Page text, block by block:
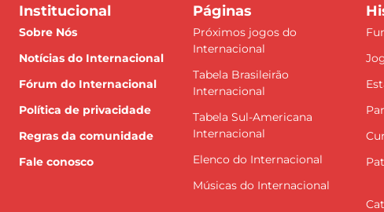
Institucional
Sobre Nós
Notícias do Internacional
Fórum do Internacional
Política de privacidade
Regras da comunidade
Fale conosco
Páginas
Próximos jogos do
Internacional
Tabela Brasileirão
Internacional
Tabela Sul-Americana
Internacional
Elenco do Internacional
Músicas do Internacional